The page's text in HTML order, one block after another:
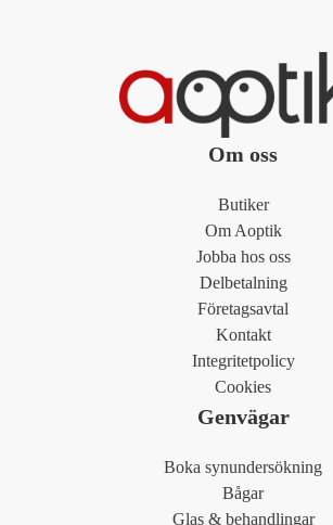
Om oss
Butiker
Om Aoptik
Jobba hos oss
Delbetalning
Företagsavtal
Kontakt
Integritetpolicy
Cookies
Genvägar
Boka synundersökning
Bågar
Glas & behandlingar